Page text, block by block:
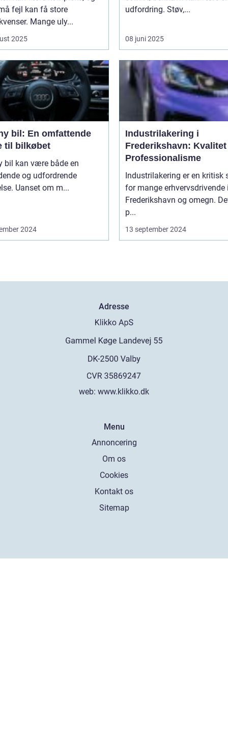
fejl kan få store
Mange uly...
2025
udfordring. Støv,...
08 juni 2025
bil: En omfattende
til bilkøbet
bil kan være både en
og udfordrende
Uanset om m...
2024
Industrilakering i
Frederikshavn:
Professionalisme
Industrilakering er en kritisk
for mange erhvervsdrivende
Frederikshavn og omegn.
p...
13 september 2024
Adresse
web: www.klikko.dk
Menu
Annoncering
Om os
Cookies
Kontakt os
Sitemap